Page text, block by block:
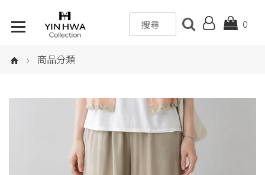
0
商品分類